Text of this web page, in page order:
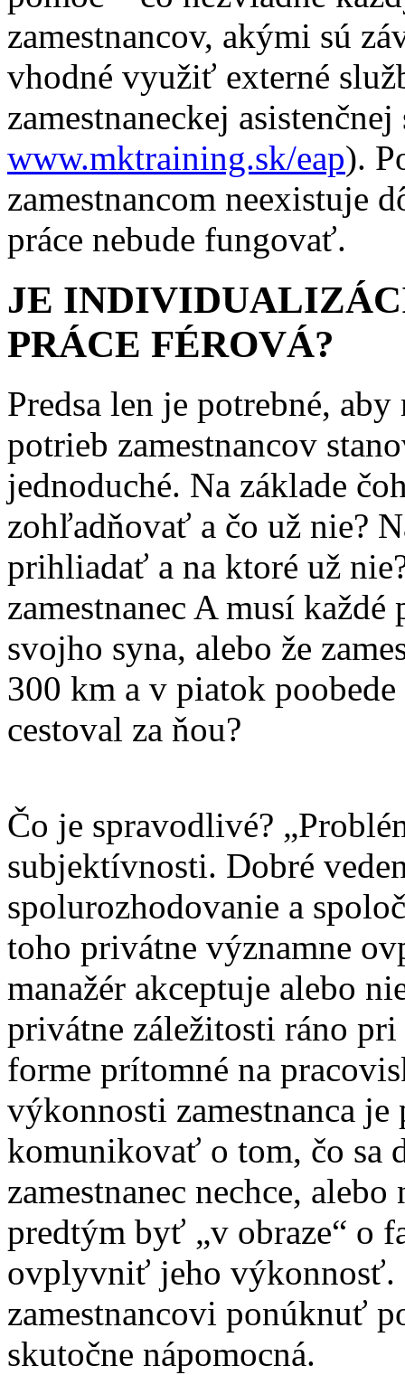
zamestnancov, akými sú
vhodné využiť externé
zamestnaneckej
www.mktraining.sk/eap).
zamestnancom neexistuje
práce nebude fungovať.
JE
PRÁCE FÉROVÁ?
Predsa len je potrebné,
potrieb zamestnancov
jednoduché. Na základe
zohľadňovať a čo už nie?
prihliadať a na ktoré už
zamestnanec A musí
svojho syna, alebo že
300 km a v piatok
cestoval za ňou?
Čo je spravodlivé?
subjektívnosti. Dobré
spolurozhodovanie a
toho privátne významne
manažér akceptuje alebo
privátne záležitosti ráno
forme prítomné na
výkonnosti zamestnanca
komunikovať o tom, čo sa
zamestnanec nechce,
predtým byť „v obraze“ o
ovplyvniť jeho výkonnosť.
zamestnancovi ponúknuť
skutočne nápomocná.